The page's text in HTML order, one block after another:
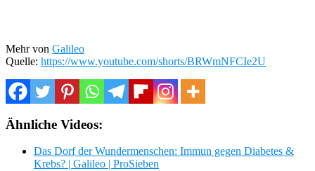
Mehr von Galileo
Quelle: https://www.youtube.com/shorts/BRWmNFCIe2U
Ähnliche Videos:
Das Dorf der Wundermenschen: Immun gegen Diabetes &
Krebs? | Galileo | ProSieben